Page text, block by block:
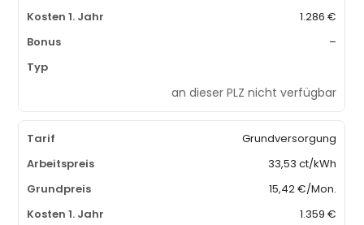
1.286 €
–
an dieser PLZ nicht verfügbar
Grundversorgung
33,53 ct/kWh
15,42 €/Mon.
1.359 €